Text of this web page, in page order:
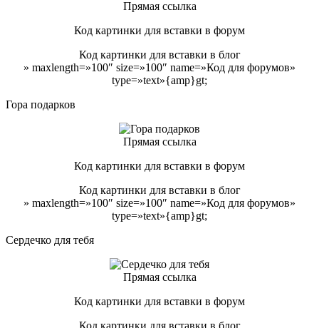
Прямая ссылка
Код картинки для вставки в форум
Код картинки для вставки в блог
» maxlength=»100″ size=»100″ name=»Код для форумов»
type=»text»{amp}gt;
Гора подарков
Прямая ссылка
Код картинки для вставки в форум
Код картинки для вставки в блог
» maxlength=»100″ size=»100″ name=»Код для форумов»
type=»text»{amp}gt;
Сердечко для тебя
Прямая ссылка
Код картинки для вставки в форум